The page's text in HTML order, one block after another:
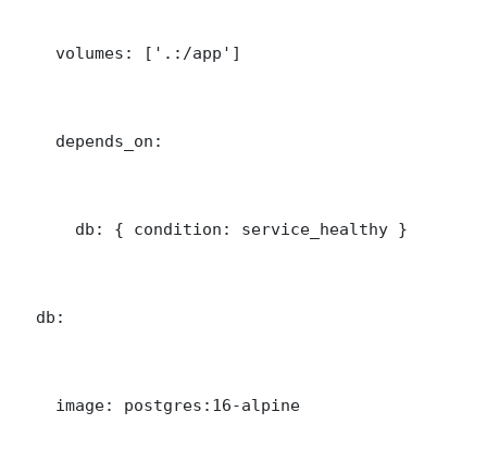
    volumes: ['.:/app']
    depends_on:
      db: { condition: service_healthy }
  db:
    image: postgres:16-alpine